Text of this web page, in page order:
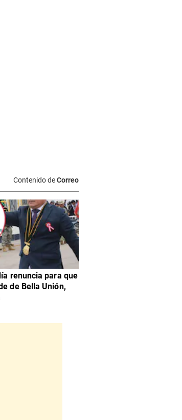
Contenido deCorreo
renuncia para que
de Bella Unión,